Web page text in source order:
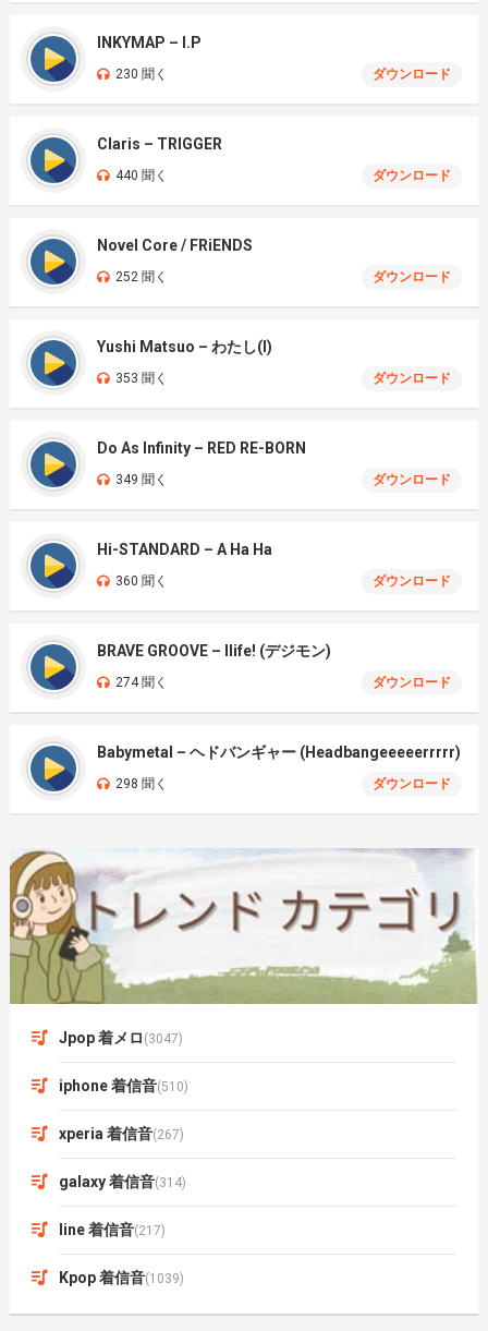
INKYMAP – I.P
230 聞く ダウンロード
Claris – TRIGGER
440 聞く ダウンロード
Novel Core / FRiENDS
252 聞く ダウンロード
Yushi Matsuo – わたし(I)
353 聞く ダウンロード
Do As Infinity – RED RE-BORN
349 聞く ダウンロード
Hi-STANDARD – A Ha Ha
360 聞く ダウンロード
BRAVE GROOVE – Ilife! (デジモン)
274 聞く ダウンロード
Babymetal – ヘドバンギャー (Headbangeeeeerrrrr)
298 聞く ダウンロード
Jpop 着メロ (3047)
iphone 着信音(510)
xperia 着信音(267)
galaxy 着信音(314)
line 着信音(217)
Kpop 着信音(1039)